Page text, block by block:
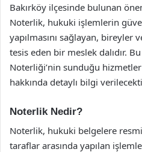
Bakırköy ilçesinde bulunan
Noterlik, hukuki işlemlerin
yapılmasını sağlayan, bireyler
tesis eden bir meslek dalıdır.
Noterliği’nin sunduğu
hakkında detaylı bilgi
Noterlik Nedir?
Noterlik, hukuki belgelere
taraflar arasında yapılan